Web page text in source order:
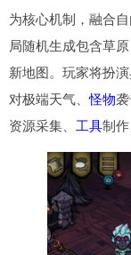
为核心机制，融合自
局随机生成包含草
新地图。玩家将扮
对极端天气、怪物
资源采集、 工具制